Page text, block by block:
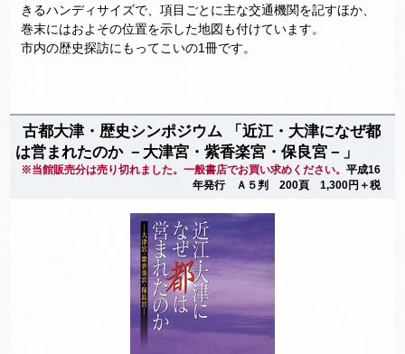
きるハンディサイズで、項目ごとに主な交通機関を記すほか、
巻末にはおよその位置を示した地図も付けています。
市内の歴史探訪にもってこいの1冊です。
古都大津・歴史シンポジウム 「近江・大津になぜ都
は営まれたのか －大津宮・紫香楽宮・保良宮－」
※当館販売分は売り切れました。一般書店でお買い求めください。 平成16
年発行 Ａ５判 200頁 1,300円＋税